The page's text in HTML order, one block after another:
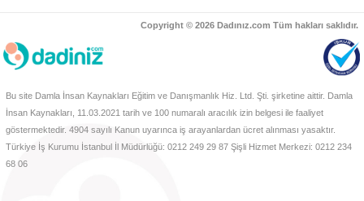
Copyright © 2026 Dadınız.com Tüm hakları saklıdır.
Bu site Damla İnsan Kaynakları Eğitim ve Danışmanlık Hiz. Ltd. Şti. şirketine aittir. Damla
İnsan Kaynakları, 11.03.2021 tarih ve 100 numaralı aracılık izin belgesi ile faaliyet
göstermektedir. 4904 sayılı Kanun uyarınca iş arayanlardan ücret alınması yasaktır.
Türkiye İş Kurumu İstanbul İl Müdürlüğü: 0212 249 29 87 Şişli Hizmet Merkezi: 0212 234
68 06